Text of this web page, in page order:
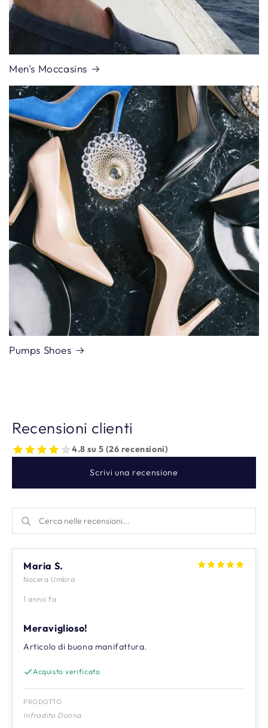
Men's Moccasins
Pumps Shoes
Recensioni clienti
4.8 su 5 (26 recensioni)
Scrivi una recensione
Maria S.
Nocera Umbra
1 anno fa
Meraviglioso!
Articolo di buona manifattura.
Acquisto verificato
PRODOTTO
Infradito Donna